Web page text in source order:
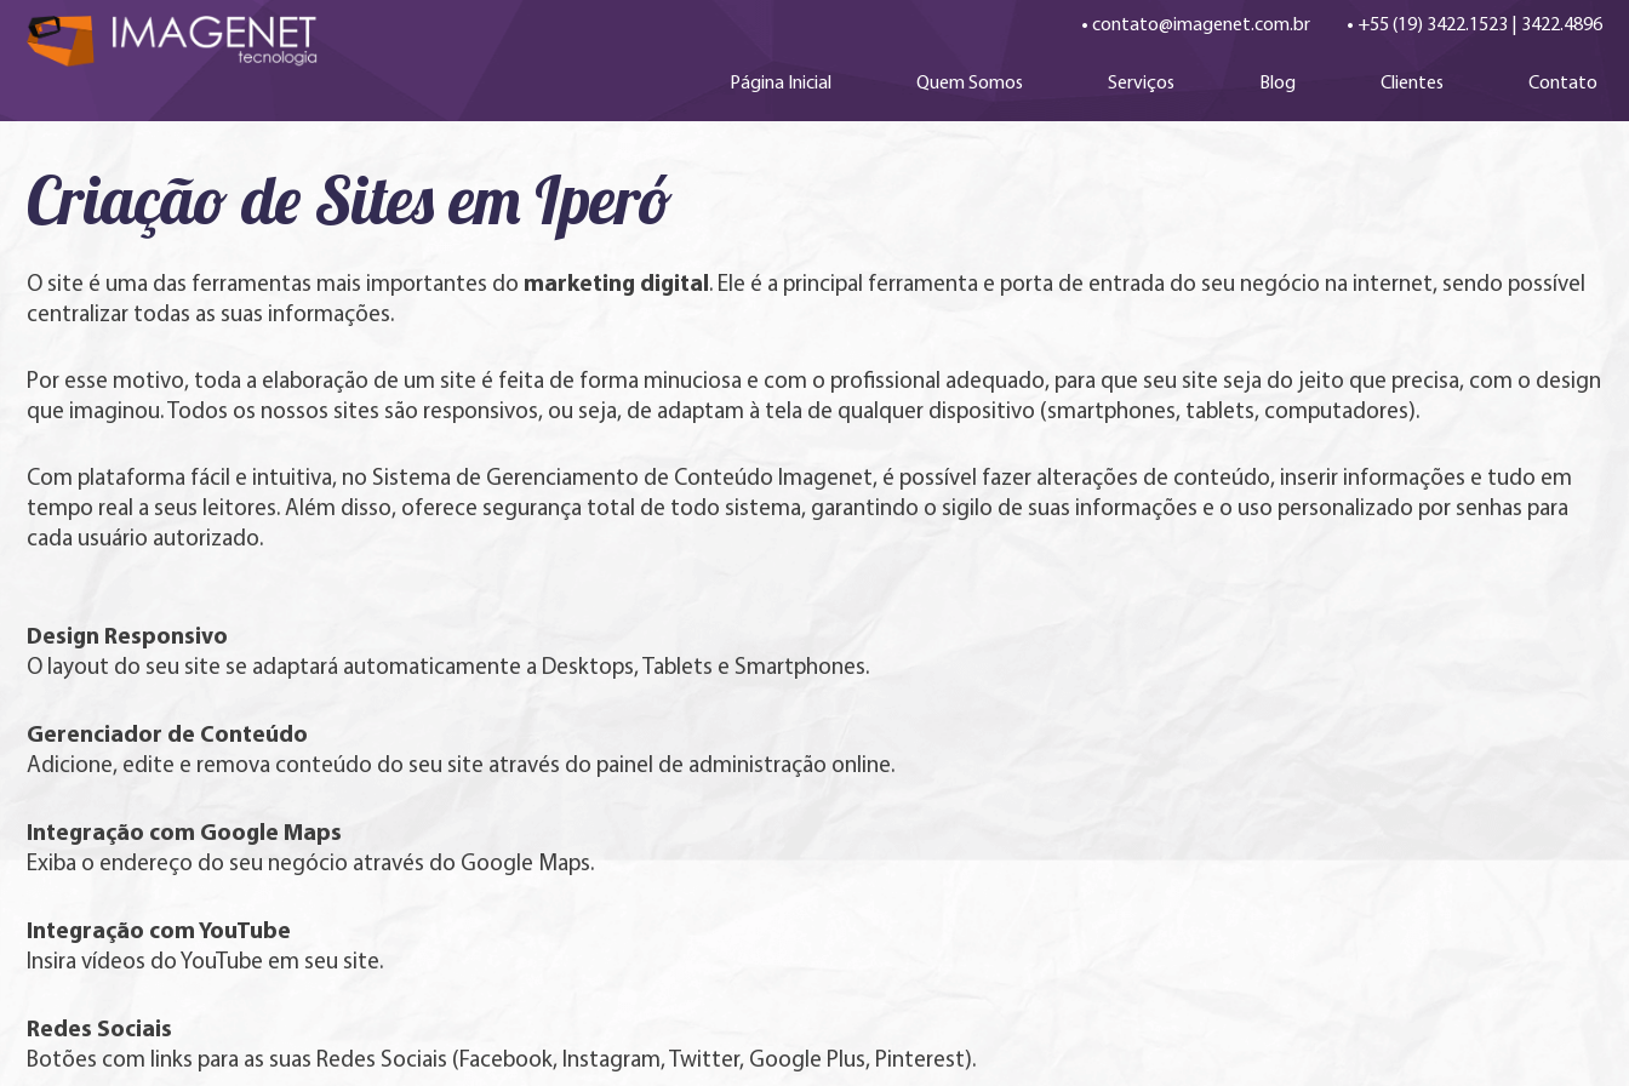
• +55 (19) 3422.1523 | 3422.4896
• contato@imagenet.com.br
Página Inicial Quem Somos Serviços Blog Clientes Contato
Criação de Sites em Iperó
O site é uma das ferramentas mais importantes do marketing digital. Ele é a principal ferramenta e porta de entrada do seu negócio na internet, sendo possível
centralizar todas as suas informações.
Por esse motivo, toda a elaboração de um site é feita de forma minuciosa e com o profissional adequado, para que seu site seja do jeito que precisa, com o design
que imaginou. Todos os nossos sites são responsivos, ou seja, de adaptam à tela de qualquer dispositivo (smartphones, tablets, computadores).
Com plataforma fácil e intuitiva, no Sistema de Gerenciamento de Conteúdo Imagenet, é possível fazer alterações de conteúdo, inserir informações e tudo em
tempo real a seus leitores. Além disso, oferece segurança total de todo sistema, garantindo o sigilo de suas informações e o uso personalizado por senhas para
cada usuário autorizado.
Design Responsivo
O layout do seu site se adaptará automaticamente a Desktops, Tablets e Smartphones.
Gerenciador de Conteúdo
Adicione, edite e remova conteúdo do seu site através do painel de administração online.
Integração com Google Maps
Exiba o endereço do seu negócio através do Google Maps.
Integração com YouTube
Insira vídeos do YouTube em seu site.
Redes Sociais
Botões com links para as suas Redes Sociais (Facebook, Instagram, Twitter, Google Plus, Pinterest).